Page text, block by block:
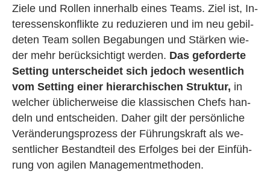
Ziele und Rol­len in­ner­halb eines Teams. Ziel ist, In­
ter­es­sens­kon­flik­te zu re­du­zie­ren und im neu ge­bil­
de­ten Team sol­len Be­ga­bun­gen und Stär­ken wie­
der mehr be­rück­sich­tigt wer­den. Das ge­for­der­te
Set­ting un­ter­schei­det sich je­doch we­sent­lich
vom Set­ting einer hier­ar­chi­schen Struk­tur, in
wel­cher üb­li­cher­wei­se die klas­si­schen Chefs han­
deln und ent­schei­den. Daher gilt der per­sön­li­che
Ver­än­de­rungs­pro­zess der Füh­rungs­kraft als we­
sent­li­cher Be­stand­teil des Er­fol­ges bei der Ein­füh­
rung von agi­len Ma­nage­ment­me­tho­den.